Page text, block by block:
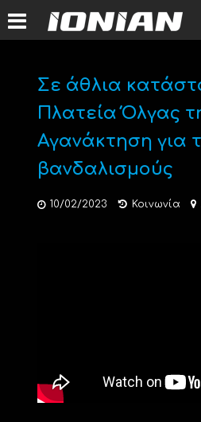
Σε άθλια
Πλατεία Όλγας
Αγανάκτηση για
βανδαλισμούς
10/02/2023 Κοινωνία